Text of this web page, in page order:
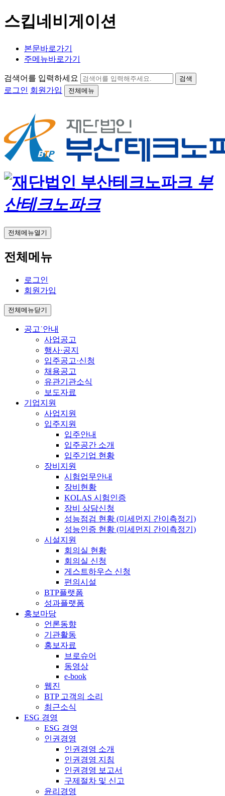
스킵네비게이션
본문바로가기
주메뉴바로가기
검색어를 입력하세요 검색
로그인 회원가입 전체메뉴
부
산테크노파크
전체메뉴열기
전체메뉴
로그인
회원가입
전체메뉴닫기
공고˙안내
사업공고
행사·공지
입주공고·신청
채용공고
유관기관소식
보도자료
기업지원
사업지원
입주지원
입주안내
입주공간 소개
입주기업 현황
장비지원
시험업무안내
장비현황
KOLAS 시험인증
장비 상담신청
성능점검 현황 (미세먼지 간이측정기)
성능인증 현황 (미세먼지 간이측정기)
시설지원
회의실 현황
회의실 신청
게스트하우스 신청
편의시설
BTP플랫폼
성과플랫폼
홍보마당
언론동향
기관활동
홍보자료
브로슈어
동영상
e-book
웹진
BTP 고객의 소리
최근소식
ESG 경영
ESG 경영
인권경영
인권경영 소개
인권경영 지침
인권경영 보고서
구제절차 및 신고
윤리경영